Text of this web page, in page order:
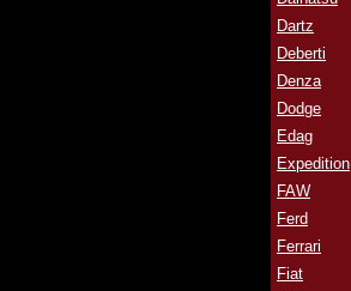
Dartz
Deberti
Denza
Dodge
Edag
Expedition
FAW
Ferd
Ferrari
Fiat